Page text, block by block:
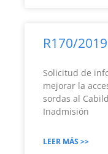
R170/2019
Solicitud de
mejorar la
sordas al
Inadmisión
LEER MÁS >>